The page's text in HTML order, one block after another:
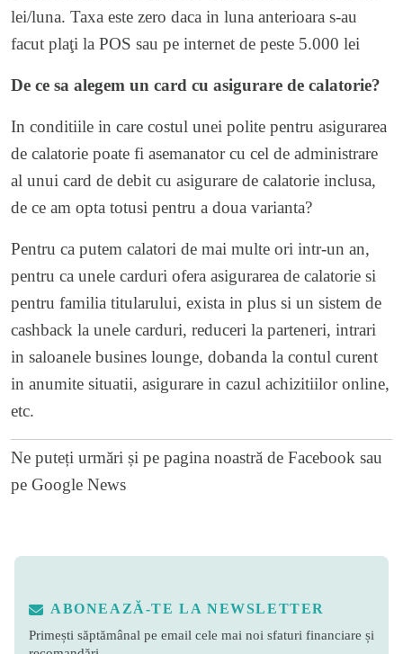
lei/luna. Taxa este zero daca in luna anterioara s-au
facut plaţi la POS sau pe internet de peste 5.000 lei
De ce sa alegem un card cu asigurare de calatorie?
In conditiile in care costul unei polite pentru asigurarea
de calatorie poate fi asemanator cu cel de administrare
al unui card de debit cu asigurare de calatorie inclusa,
de ce am opta totusi pentru a doua varianta?
Pentru ca putem calatori de mai multe ori intr-un an,
pentru ca unele carduri ofera asigurarea de calatorie si
pentru familia titularului, exista in plus si un sistem de
cashback la unele carduri, reduceri la parteneri, intrari
in saloanele busines lounge, dobanda la contul curent
in anumite situatii, asigurare in cazul achizitiilor online,
etc.
Ne puteți urmări și pe pagina noastră de Facebook sau
pe Google News
ABONEAZĂ-TE LA NEWSLETTER
Primești săptămânal pe email cele mai noi sfaturi financiare și